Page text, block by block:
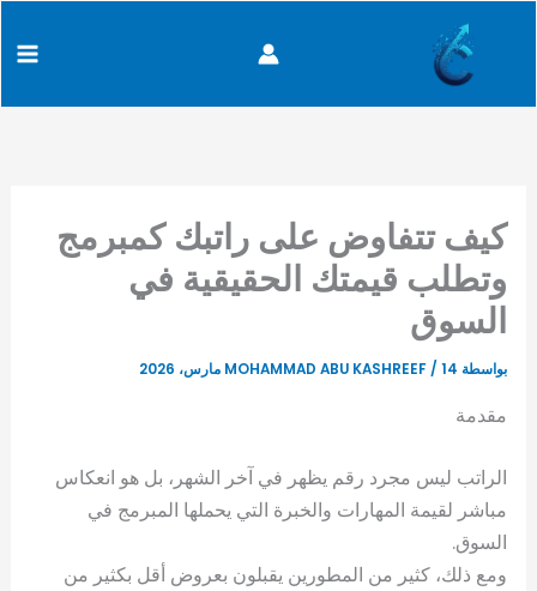
كيف تتفاوض على راتبك كمبرمج
وتطلب قيمتك الحقيقية في
السوق
بواسطة MOHAMMAD ABU KASHREEF / 14 مارس، 2026
مقدمة
الراتب ليس مجرد رقم يظهر في آخر الشهر، بل هو انعكاس
مباشر لقيمة المهارات والخبرة التي يحملها المبرمج في
السوق.
ومع ذلك، كثير من المطورين يقبلون بعروض أقل بكثير من
بريدك
الإلكتروني...